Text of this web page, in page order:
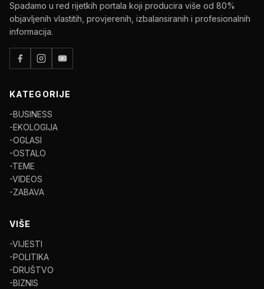
Spadamo u red rijetkih portala koji producira više od 80%
objavljenih vlastitih, provjerenih, izbalansiranih i profesionalnih
informacija.
KATEGORIJE
-BUSINESS
-EKOLOGIJA
-OGLASI
-OSTALO
-TEME
-VIDEOS
-ZABAVA
VIŠE
-VIJESTI
-POLITIKA
-DRUŠTVO
-BIZNIS